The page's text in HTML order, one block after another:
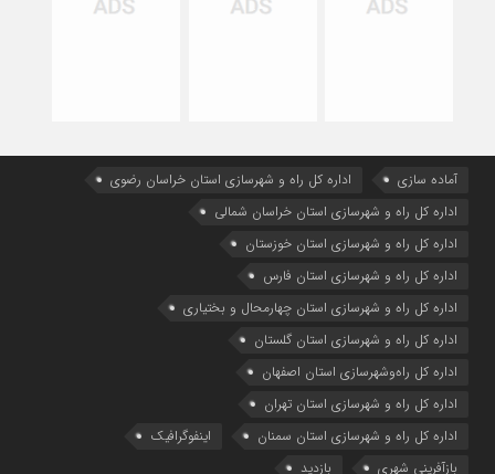
آماده سازی
اداره كل راه و شهرسازي استان خراسان رضوي
اداره كل راه و شهرسازي استان خراسان شمالي
اداره كل راه و شهرسازي استان خوزستان
اداره كل راه و شهرسازي استان فارس
اداره كل راه و شهرسازي استان چهارمحال و بختياري
اداره كل راه و شهرسازي استان گلستان
اداره كل راه‌و‌شهرسازي استان اصفهان
اداره کل راه و شهرسازی استان تهران
اداره کل راه و شهرسازی استان سمنان
اینفوگرافیک
بازآفرینی شهری
بازدید